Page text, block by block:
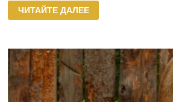
ГУСИ
ИТАЛЬЯНСКОЙ
ПОРОДЫ
ЧИТАЙТЕ ДАЛЕЕ